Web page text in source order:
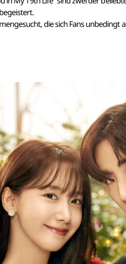
die sich Fans unbedingt